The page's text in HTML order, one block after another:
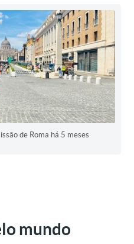
de Roma há 5 meses
mundo